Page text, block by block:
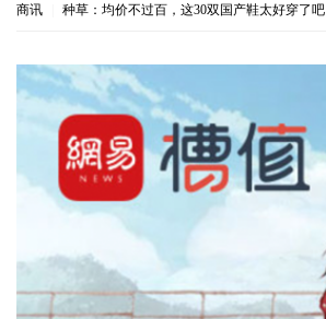
商讯 种草：均价不过百，这30双国产鞋太好穿了吧